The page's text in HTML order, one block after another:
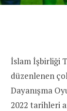
İslam İşbirliği
düzenlenen
Dayanışma
2022 tarihleri